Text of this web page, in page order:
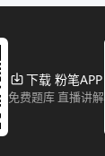
下载 粉笔APP
免费题库 直播讲解